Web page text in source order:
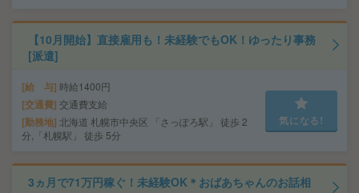
【10月開始】直接雇用も！未経験でもOK！ゆったり事務
[派遣]
給 与 時給1400円
交通費 交通費支給
勤務地 北海道 札幌市中央区 「さっぽろ駅」 徒歩 2
分,「札幌駅」 徒歩 5分
気になる!
3ヵ月で71万円稼ぐ！未経験OK＊おばあちゃんのお話相